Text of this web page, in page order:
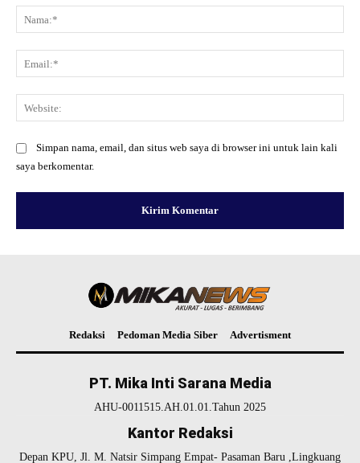
Simpan nama, email, dan situs web saya di browser ini untuk lain kali
saya berkomentar.
Redaksi Pedoman Media Siber Advertisment
PT. Mika Inti Sarana Media
AHU-0011515.AH.01.01.Tahun 2025
Kantor Redaksi
Depan KPU, Jl. M. Natsir Simpang Empat- Pasaman Baru ,Lingkuang